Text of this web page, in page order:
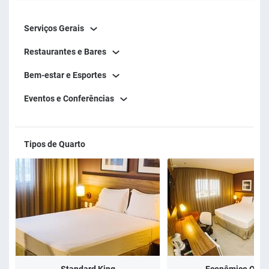
Serviços Gerais
Restaurantes e Bares
Bem-estar e Esportes
Eventos e Conferências
Tipos de Quarto